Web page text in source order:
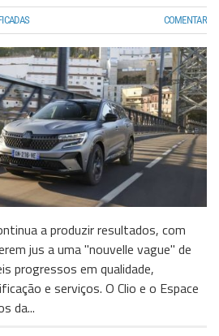
COMENTAR
a produzir resultados, com
jus a uma "nouvelle vague" de
progressos em qualidade,
e serviços. O Clio e o Espace
da...